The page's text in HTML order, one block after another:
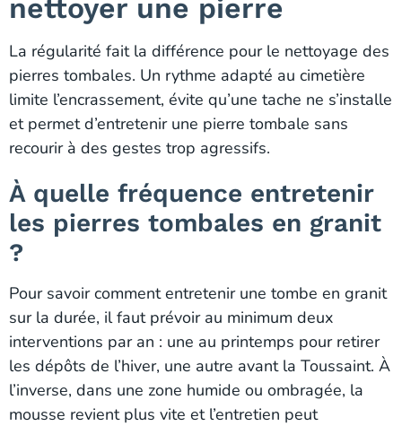
nettoyer une pierre
La régularité fait la différence pour le nettoyage des
pierres tombales. Un rythme adapté au cimetière
limite l’encrassement, évite qu’une tache ne s’installe
et permet d’entretenir une pierre tombale sans
recourir à des gestes trop agressifs.
À quelle fréquence entretenir
les pierres tombales en granit
?
Pour savoir comment entretenir une tombe en granit
sur la durée, il faut prévoir au minimum deux
interventions par an : une au printemps pour retirer
les dépôts de l’hiver, une autre avant la Toussaint. À
l’inverse, dans une zone humide ou ombragée, la
mousse revient plus vite et l’entretien peut